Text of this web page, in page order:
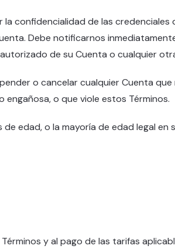
confidencialidad de las credenciales
Debe notificarnos
de su Cuenta o cualquier
o cancelar cualquier Cuenta
o que viole estos Términos.
edad, o la mayoría de edad legal en
y al pago de las tarifas